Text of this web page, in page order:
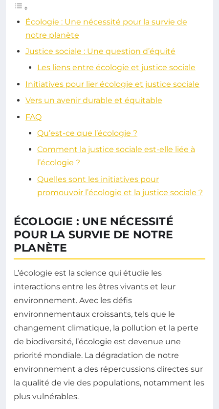
Écologie : Une nécessité pour la survie de
notre planète
Justice sociale : Une question d’équité
Les liens entre écologie et justice sociale
Initiatives pour lier écologie et justice sociale
Vers un avenir durable et équitable
FAQ
Qu’est-ce que l’écologie ?
Comment la justice sociale est-elle liée à
l’écologie ?
Quelles sont les initiatives pour
promouvoir l’écologie et la justice sociale ?
ÉCOLOGIE : UNE NÉCESSITÉ
POUR LA SURVIE DE NOTRE
PLANÈTE
L’écologie est la science qui étudie les
interactions entre les êtres vivants et leur
environnement. Avec les défis
environnementaux croissants, tels que le
changement climatique, la pollution et la perte
de biodiversité, l’écologie est devenue une
priorité mondiale. La dégradation de notre
environnement a des répercussions directes sur
la qualité de vie des populations, notamment les
plus vulnérables.